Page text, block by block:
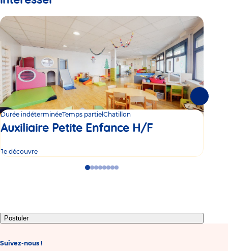
Durée indéterminéeTemps partiel Chatillon
Auxiliaire Petite Enfance H/F
Je découvre
GoGoGoGoGoGo
GoGo
Postuler
Suivez-nous !